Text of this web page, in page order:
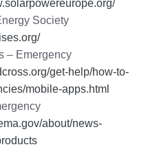
Society
– Emergency
get-help/how-to-
mobile-apps.html
about/news-